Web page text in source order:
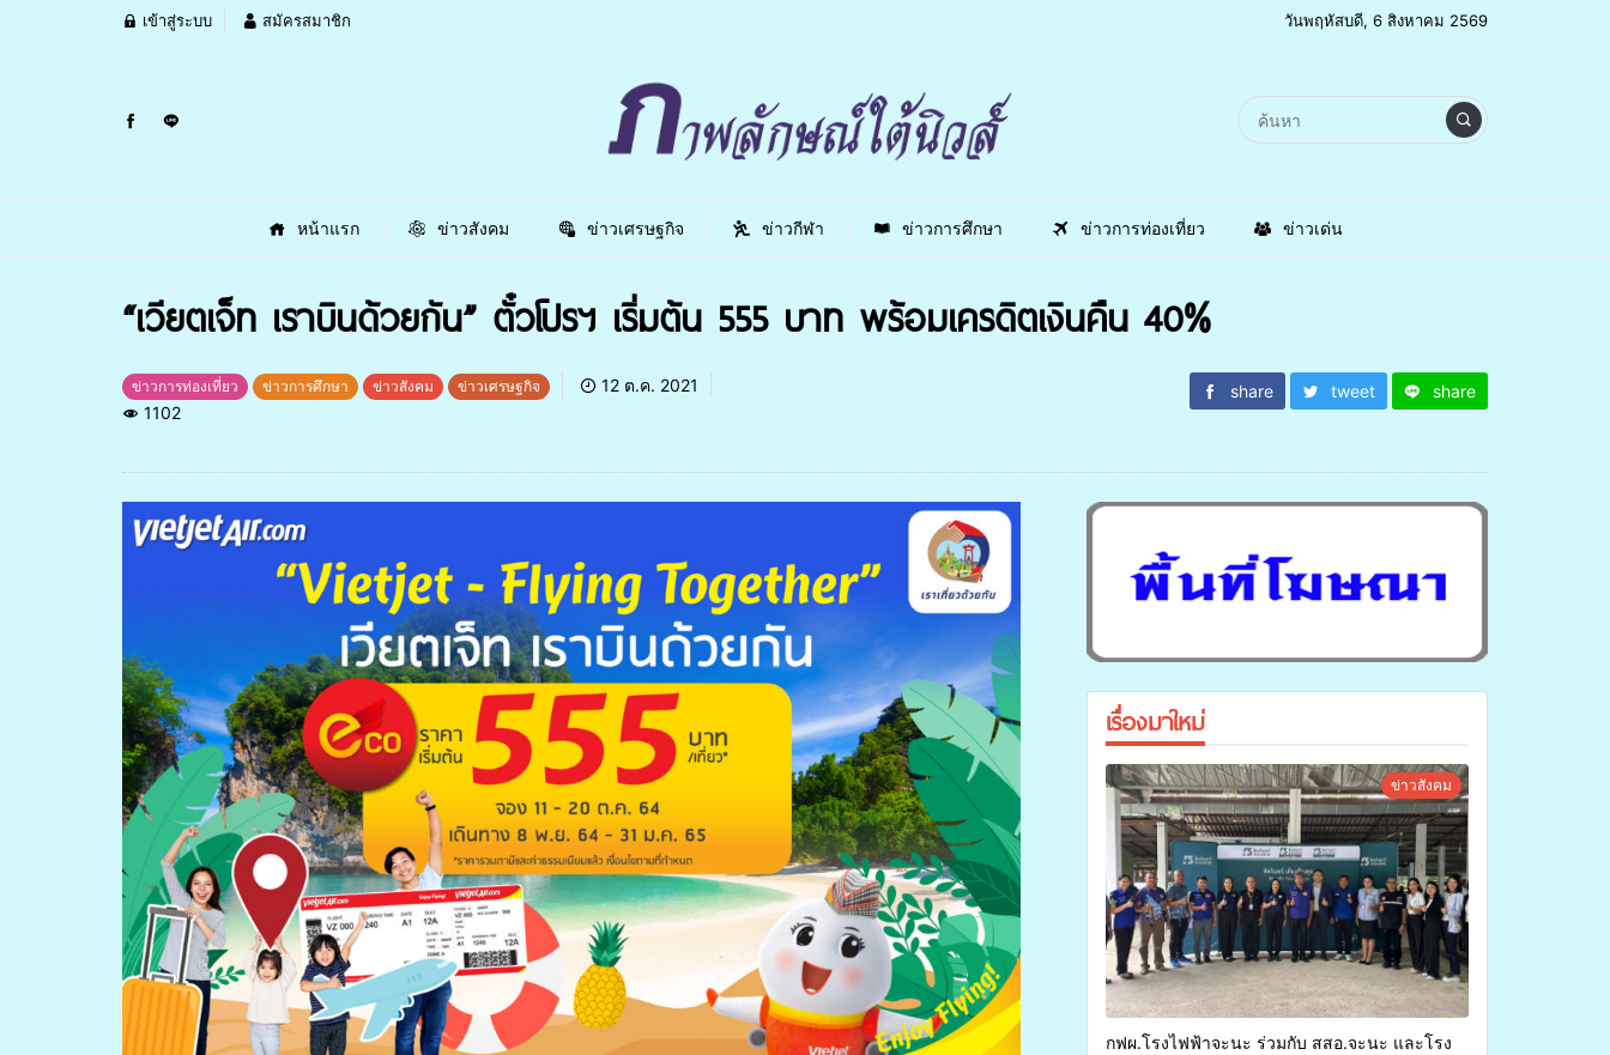
เข้าสู่ระบบ สมัครสมาชิก วันพฤหัสบดี, 6 สิงหาคม 2569
หน้าแรก ข่าวสังคม ข่าวเศรษฐกิจ ข่าวกีฬา ข่าวการศึกษา ข่าวการท่องเที่ยว ข่าวเด่น
“เวียตเจ็ท เราบินด้วยกัน” ตั๋วโปรฯ เริ่มต้น 555 บาท พร้อมเครดิตเงินคืน 40%
ข่าวการท่องเที่ยว ข่าวการศึกษา ข่าวสังคม ข่าวเศรษฐกิจ
12 ต.ค. 2021
1102
share tweet share
เรื่องมาใหม่
ข่าวสังคม
กฟผ.โรงไฟฟ้าจะนะ ร่วมกับ สสอ.จะนะ และโรง